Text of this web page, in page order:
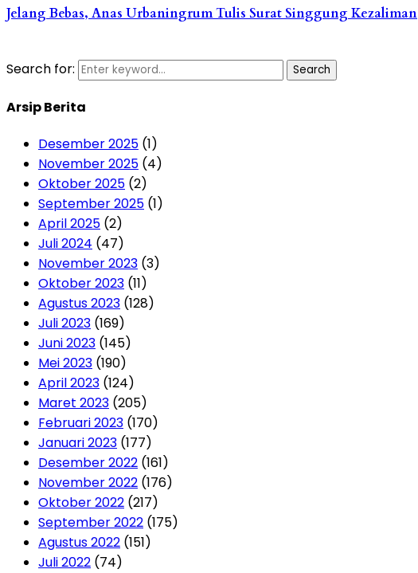
Jelang Bebas, Anas Urbaningrum Tulis Surat Singgung Kezaliman
Search for: Search
Arsip Berita
Desember 2025 (1)
November 2025 (4)
Oktober 2025 (2)
September 2025 (1)
April 2025 (2)
Juli 2024 (47)
November 2023 (3)
Oktober 2023 (11)
Agustus 2023 (128)
Juli 2023 (169)
Juni 2023 (145)
Mei 2023 (190)
April 2023 (124)
Maret 2023 (205)
Februari 2023 (170)
Januari 2023 (177)
Desember 2022 (161)
November 2022 (176)
Oktober 2022 (217)
September 2022 (175)
Agustus 2022 (151)
Juli 2022 (74)